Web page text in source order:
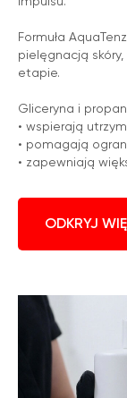
Formuła
pielęgnacją
etapie.
Gliceryna i
• wspierają
• pomagają
• zapewniają
ODKRYJ